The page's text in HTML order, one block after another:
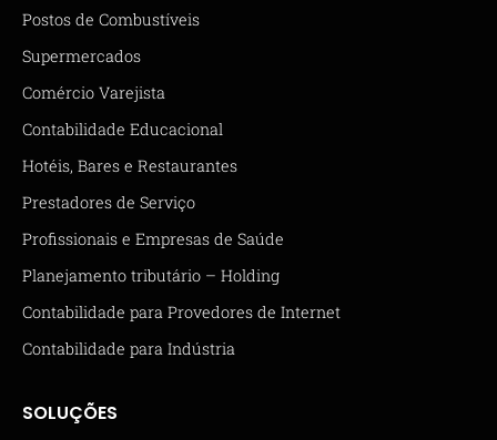
Postos de Combustíveis
Supermercados
Comércio Varejista
Contabilidade Educacional
Hotéis, Bares e Restaurantes
Prestadores de Serviço
Profissionais e Empresas de Saúde
Planejamento tributário – Holding
Contabilidade para Provedores de Internet
Contabilidade para Indústria
SOLUÇÕES